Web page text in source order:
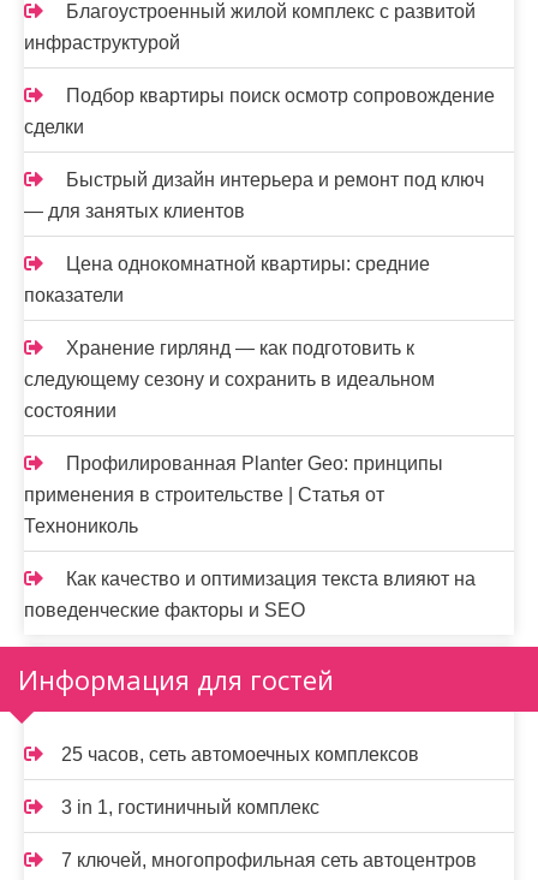
Благоустроенный жилой комплекс с развитой
инфраструктурой
Подбор квартиры поиск осмотр сопровождение
сделки
Быстрый дизайн интерьера и ремонт под ключ
— для занятых клиентов
Цена однокомнатной квартиры: средние
показатели
Хранение гирлянд — как подготовить к
следующему сезону и сохранить в идеальном
состоянии
Профилированная Planter Geo: принципы
применения в строительстве | Статья от
Технониколь
Как качество и оптимизация текста влияют на
поведенческие факторы и SEO
Информация для гостей
25 часов, сеть автомоечных комплексов
3 in 1, гостиничный комплекс
7 ключей, многопрофильная сеть автоцентров